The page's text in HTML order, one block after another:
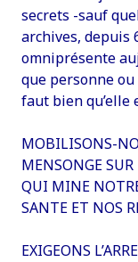
secrets -sauf
archives, depuis
omniprésente
que personne ou
faut bien qu’elle
MOBILISONS-
MENSONGE
QUI MINE
SANTE ET NOS
EXIGEONS